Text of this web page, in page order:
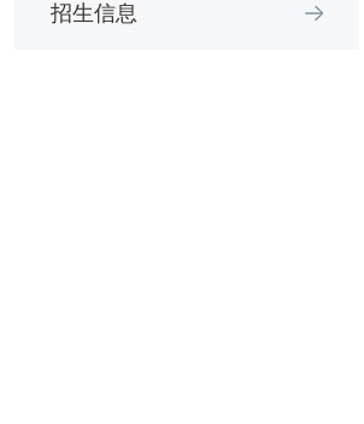
招生信息